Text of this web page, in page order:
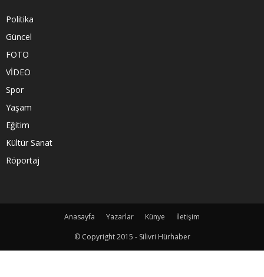
Politika
Güncel
FOTO
VİDEO
Spor
Yaşam
Eğitim
Kültür Sanat
Röportaj
Anasayfa Yazarlar Künye
İletişim
© Copyright 2015 - Silivri Hürhaber